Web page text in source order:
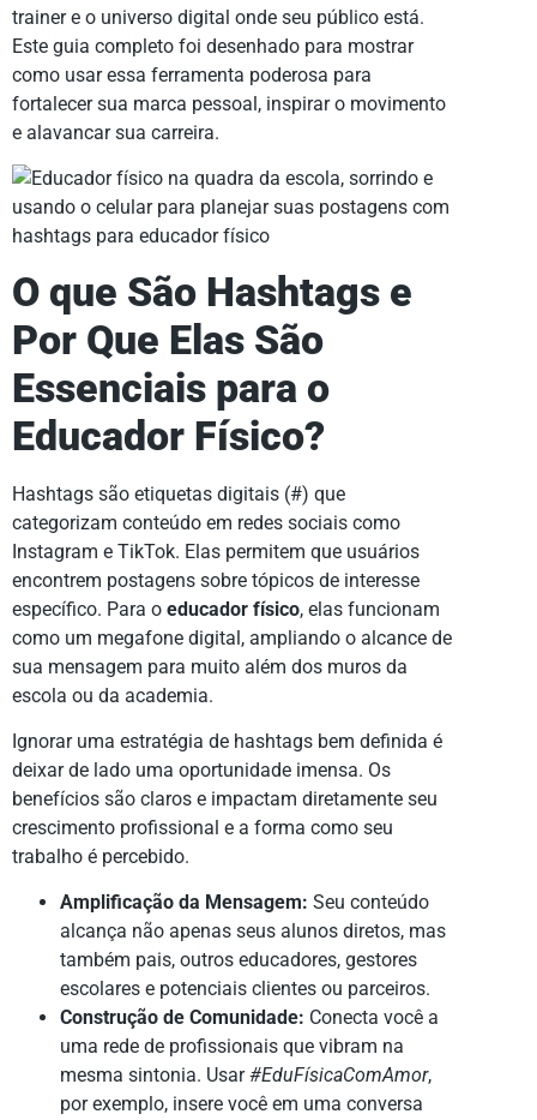
trainer e o universo digital onde seu público está.
Este guia completo foi desenhado para mostrar
como usar essa ferramenta poderosa para
fortalecer sua marca pessoal, inspirar o movimento
e alavancar sua carreira.
O que São Hashtags e
Por Que Elas São
Essenciais para o
Educador Físico?
Hashtags são etiquetas digitais (#) que
categorizam conteúdo em redes sociais como
Instagram e TikTok. Elas permitem que usuários
encontrem postagens sobre tópicos de interesse
específico. Para o educador físico, elas funcionam
como um megafone digital, ampliando o alcance de
sua mensagem para muito além dos muros da
escola ou da academia.
Ignorar uma estratégia de hashtags bem definida é
deixar de lado uma oportunidade imensa. Os
benefícios são claros e impactam diretamente seu
crescimento profissional e a forma como seu
trabalho é percebido.
Amplificação da Mensagem: Seu conteúdo
alcança não apenas seus alunos diretos, mas
também pais, outros educadores, gestores
escolares e potenciais clientes ou parceiros.
Construção de Comunidade: Conecta você a
uma rede de profissionais que vibram na
mesma sintonia. Usar#EduFísicaComAmor,
por exemplo, insere você em uma conversa